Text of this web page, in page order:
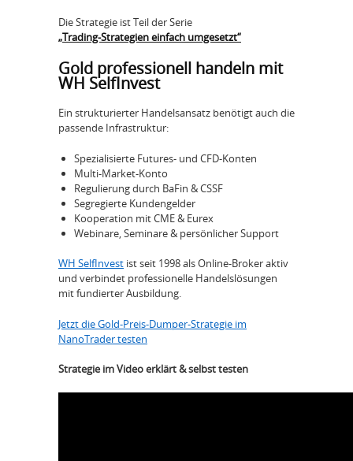
Die Strategie ist Teil der Serie
„Trading-Strategien einfach umgesetzt“
Gold professionell handeln mit
WH SelfInvest
Ein strukturierter Handelsansatz benötigt auch die
passende Infrastruktur:
Spezialisierte Futures- und CFD-Konten
Multi-Market-Konto
Regulierung durch BaFin & CSSF
Segregierte Kundengelder
Kooperation mit CME & Eurex
Webinare, Seminare & persönlicher Support
WH SelfInvest ist seit 1998 als Online-Broker aktiv
und verbindet professionelle Handelslösungen
mit fundierter Ausbildung.
Jetzt die Gold-Preis-Dumper-Strategie im
NanoTrader testen
Strategie im Video erklärt & selbst testen